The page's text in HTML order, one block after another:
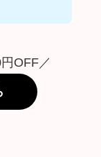
OFF／